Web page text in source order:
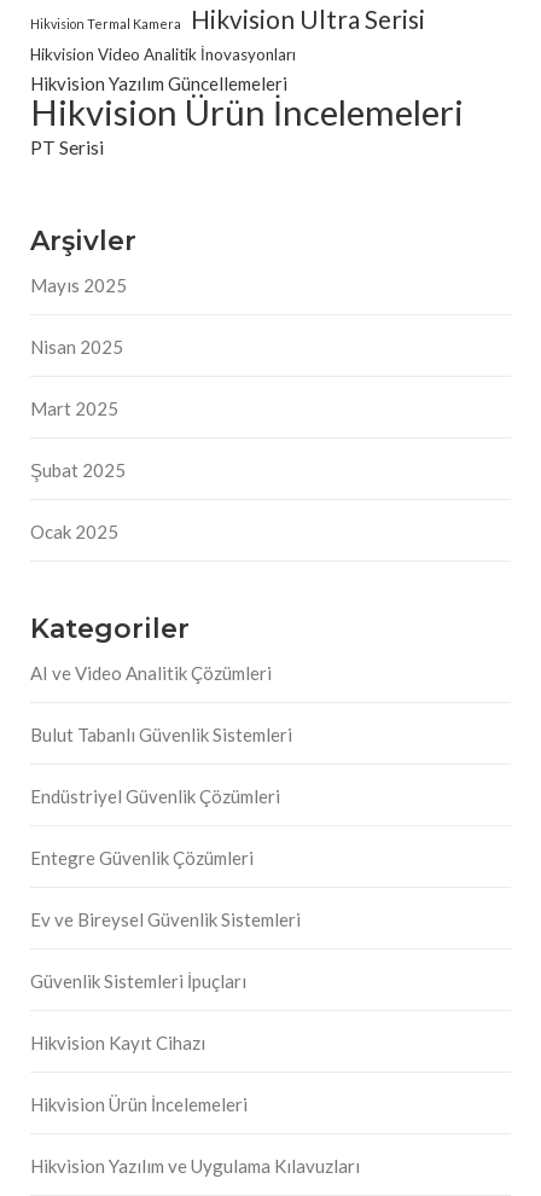
Hikvision Termal Kamera Hikvision Ultra Serisi
Hikvision Video Analitik İnovasyonları
Hikvision Yazılım Güncellemeleri
Hikvision Ürün İncelemeleri
PT Serisi
Arşivler
Mayıs 2025
Nisan 2025
Mart 2025
Şubat 2025
Ocak 2025
Kategoriler
AI ve Video Analitik Çözümleri
Bulut Tabanlı Güvenlik Sistemleri
Endüstriyel Güvenlik Çözümleri
Entegre Güvenlik Çözümleri
Ev ve Bireysel Güvenlik Sistemleri
Güvenlik Sistemleri İpuçları
Hikvision Kayıt Cihazı
Hikvision Ürün İncelemeleri
Hikvision Yazılım ve Uygulama Kılavuzları